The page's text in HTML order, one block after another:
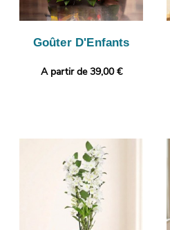
Goûter D'Enfants
A partir de 39,00 €